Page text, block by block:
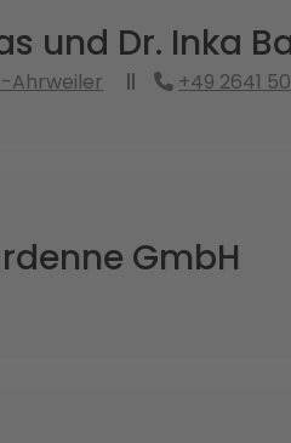
und Dr. Inka
Ahrweiler +49 2641
GmbH